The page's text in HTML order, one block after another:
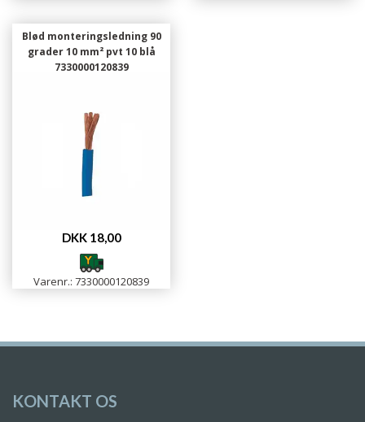
Blød monteringsledning 90
grader 10 mm² pvt 10 blå
7330000120839
DKK 18,00
Varenr.: 7330000120839
KONTAKT OS